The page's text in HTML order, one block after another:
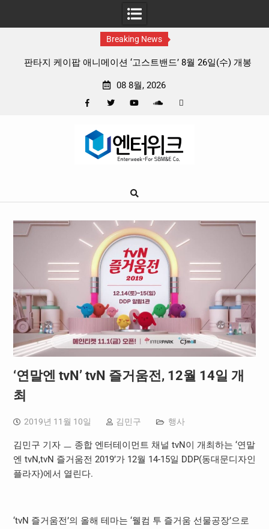
Breaking News
케이팝 애니메이션 ‘고스트밴드’ 8월 26일(수) 개봉
충청 청소
08 8월, 2026
Google
‘연말엔 tvN’ tvN 즐거움전, 12월 14일 개
최
2019년 11월 10일 김민구 행사
김민구 기자 ㅡ 종합 엔터테이먼트 채널 tvN이 개최하는 ‘연말
엔 tvN,tvN 즐거움전 2019’가 12월 14-15일 DDP(동대문디자인
플라자)에서 열린다.
‘tvN 즐거움전’의 올해 테마는 ‘웰컴 투 즐거움 선물공장’으로